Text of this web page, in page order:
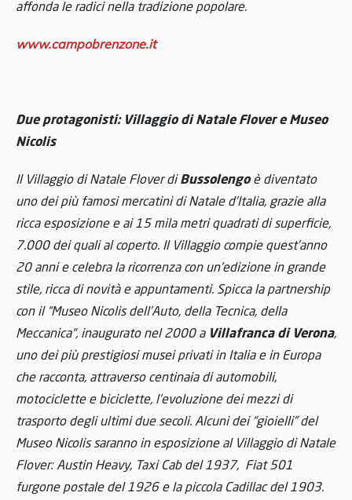
affonda le radici nella tradizione popolare.
www.campobrenzone.it
Due protagonisti: Villaggio di Natale Flover e Museo
Nicolis
Il Villaggio di Natale Flover diBussolengoè diventato
uno dei più famosi mercatini di Natale d’Italia, grazie alla
ricca esposizione e ai 15 mila metri quadrati di superficie,
7.000 dei quali al coperto. Il Villaggio compie quest’anno
20 anni e celebra la ricorrenza con un’edizione in grande
stile, ricca di novità e appuntamenti. Spicca la partnership
con il “Museo Nicolis dell’Auto, della Tecnica, della
Meccanica“, inaugurato nel 2000 a Villafranca di Verona,
uno dei più prestigiosi musei privati in Italia e in Europa
che racconta, attraverso centinaia di automobili,
motociclette e biciclette, l’evoluzione dei mezzi di
trasporto degli ultimi due secoli. Alcuni dei “gioielli” del
Museo Nicolis saranno in esposizione al Villaggio di Natale
Flover: Austin Heavy, Taxi Cab del 1937, Fiat 501
furgone postale del 1926 e la piccola Cadillac del 1903.